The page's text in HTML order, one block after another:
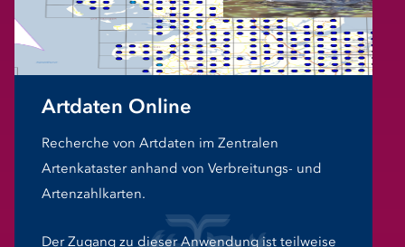
Artdaten Online
Recherche von Artdaten im Zentralen
Artenkataster anhand von Verbreitungs- und
Artenzahlkarten.
Der Zugang zu dieser Anwendung ist teilweise